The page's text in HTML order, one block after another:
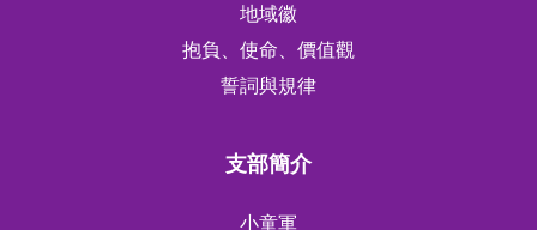
地域徽
抱負、使命、價值觀
誓詞與規律
支部簡介
小童軍